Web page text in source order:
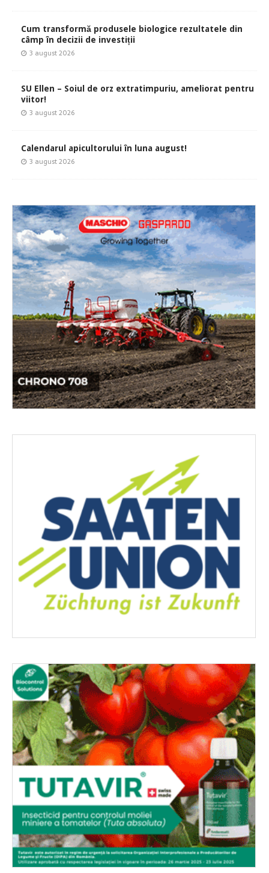
Cum transformă produsele biologice rezultatele din
câmp în decizii de investiții
3 august 2026
SU Ellen – Soiul de orz extratimpuriu, ameliorat pentru
viitor!
3 august 2026
Calendarul apicultorului în luna august!
3 august 2026